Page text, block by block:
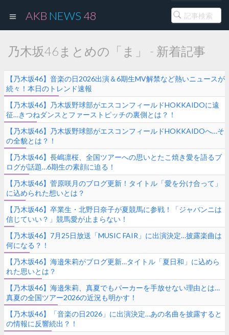
AKB NEWS 48
乃木坂46まとめの「ま」 - 新着記事
【乃木坂46】音楽の日2026出演＆6期生MV解禁など熱いニュースが
続々！本日のトレンド速報
【乃木坂46】乃木坂野球部がエスコンフィールドHOKKAIDOに遠
征…きつねダンスとファーストピッチの裏側とは？！
【乃木坂46】乃木坂野球部がエスコンフィールドHOKKAIDOへ…そ
の全貌とは？！
【乃木坂46】長嶋凛桜、全国ツアーへの思いとたこ焼き愛を語るブ
ログが話題…6期生の素顔に迫る！
【乃木坂46】菅原咲月のブログ更新！タイトル「愛を分け合って」
に込められた想いとは？
【乃木坂46】卒業生・北野日奈子が夏競馬に参戦！「ジャバンニは
信じていい？」競馬愛が止まらない！
【乃木坂46】7月25日放送「MUSIC FAIR」に出演決定…披露楽曲は
何になる？！
【乃木坂46】海邉朱莉がブログ更新…タイトル「夏日和」に込めら
れた思いとは？
【乃木坂46】海邉朱莉、真夏でもパーカーを手放せない理由とは…
真夏の全国ツアー2026の近況も明かす！
【乃木坂46】「音楽の日2026」に出演決定…あの名曲を披露すると
の情報に反響続出？！